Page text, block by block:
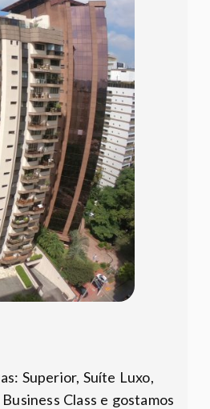
Superior, Suíte Luxo,
Class e gostamos